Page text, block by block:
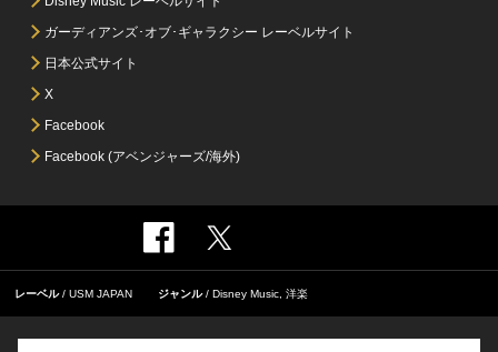
ガーディアンズ･オブ･ギャラクシー レーベルサイト
日本公式サイト
X
Facebook
Facebook (アベンジャーズ/海外)
レーベル USM JAPAN ジャンル Disney Music, 洋楽